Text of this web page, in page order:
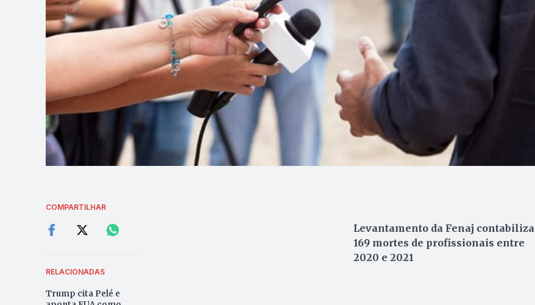
COMPARTILHAR
RELACIONADAS
Trump cita Pelé e
Levantamento da Fenaj contabiliza
169 mortes de profissionais entre
2020 e 2021